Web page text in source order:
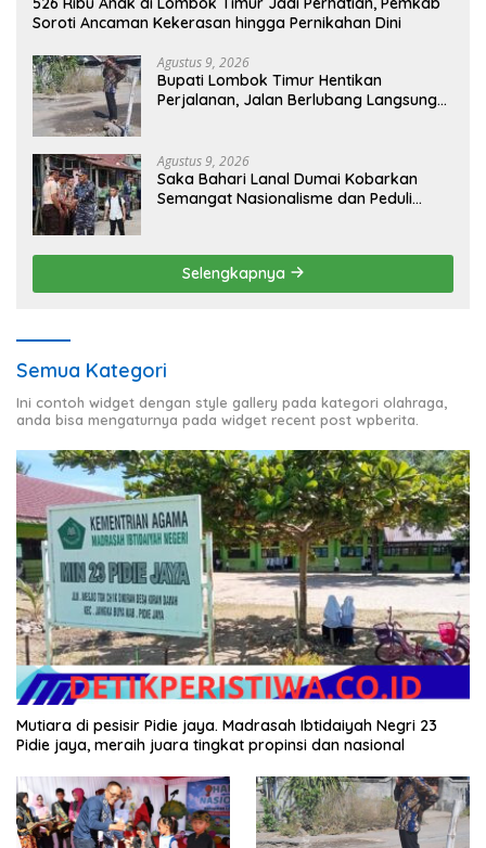
Soroti Ancaman Kekerasan hingga Pernikahan Dini
Agustus 9, 2026
Bupati Lombok Timur Hentikan
Perjalanan, Jalan Berlubang Langsung
Agustus 9, 2026
Saka Bahari Lanal Dumai Kobarkan
Semangat Nasionalisme dan Peduli
Selengkapnya
Semua Kategori
Ini contoh widget dengan style gallery pada kategori olahraga,
anda bisa mengaturnya pada widget recent post wpberita.
Mutiara di pesisir Pidie jaya. Madrasah Ibtidaiyah Negri 23
Pidie jaya, meraih juara tingkat propinsi dan nasional